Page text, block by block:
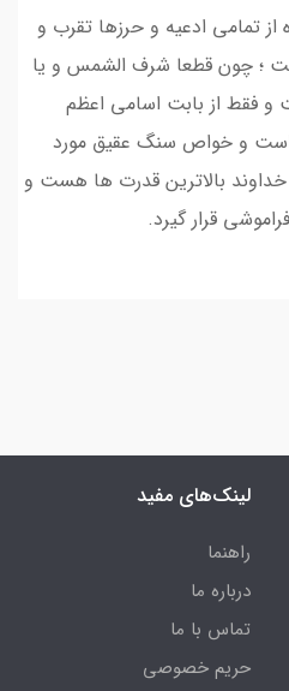
از تمامی ادعیه و حرزها تقرب و
؛ چون قطعا شرف الشمس و یا
فقط از بابت اسامی اعظم
است و خواص سنگ عقیق مورد
بالاترین قدرت ها هست و
قرار گیرد.
لینک‌های مفید
راهنما
درباره ما
تماس با ما
حریم خصوصی